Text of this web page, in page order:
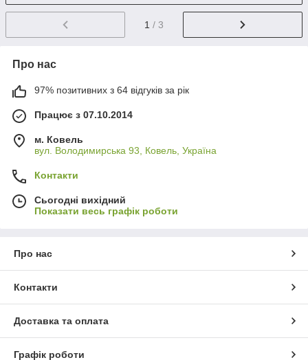
1 / 3
Про нас
97% позитивних з 64 відгуків за рік
Працює з 07.10.2014
м. Ковель
вул. Володимирська 93, Ковель, Україна
Контакти
Сьогодні вихідний
Показати весь графік роботи
Про нас
Контакти
Доставка та оплата
Графік роботи